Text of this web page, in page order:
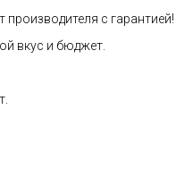
с гарантией!
вкус и бюджет.